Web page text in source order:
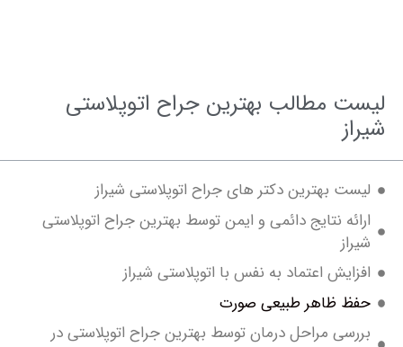
مطالب بهترین جراح اتوپلاستی
بهترین دکتر های جراح اتوپلاستی شیراز
نتایج دائمی و ایمن توسط بهترین جراح اتوپلاستی
اعتماد به نفس با اتوپلاستی شیراز
ظاهر طبیعی صورت
مراحل درمان توسط بهترین جراح اتوپلاستی در